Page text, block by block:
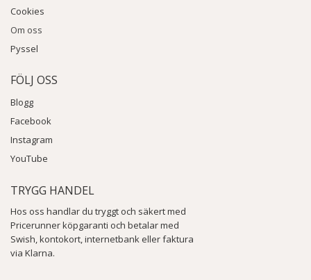
Cookies
Om oss
Pyssel
FÖLJ OSS
Blogg
Facebook
Instagram
YouTube
TRYGG HANDEL
Hos oss handlar du tryggt och säkert med
Pricerunner köpgaranti och betalar med
Swish, kontokort, internetbank eller faktura
via Klarna.